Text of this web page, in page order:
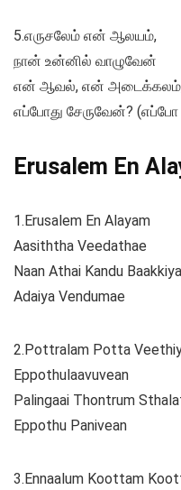
5.எருசலேம் என் ஆலயம்,
நான் உன்னில் வாழுவேன்
என் ஆவல், என்
எப்போது சேருவேன்?
Erusalem En
1.Erusalem En Alayam
Aasiththa Veedathae
Naan Athai Kandu
Adaiya Vendumae
2.Pottralam Potta
Eppothulaavuvean
Palingaai Thontrum
Eppothu Panivean
3.Ennaalum Koottam